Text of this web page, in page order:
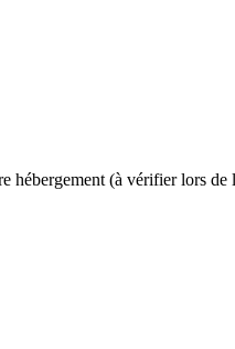
hébergement (à vérifier lors de